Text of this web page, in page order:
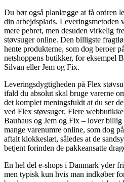
Du bør også planlægge at få ordren
din arbejdsplads. Leveringsmetoden
mere pebret, men desuden virkelig
støvsuger online. Den billigste
hente produkterne, som dog beroer
netshoppens butikker, for eksempel
Silvan eller Jem og Fix.
Leveringsdygtigheden på Flex
ifald du absolut skal bruge varerne
det komplet meningsfuldt at du ser
ved Flex støvsuger. Flere
Bauhaus og Jem og Fix – lover
mange varenumre online, som dog
aftalt klokkeslæt, således at de
betjent forinden de pakkeansatte
En hel del e-shops i Danmark yder
men typisk kun hvis man indkøber